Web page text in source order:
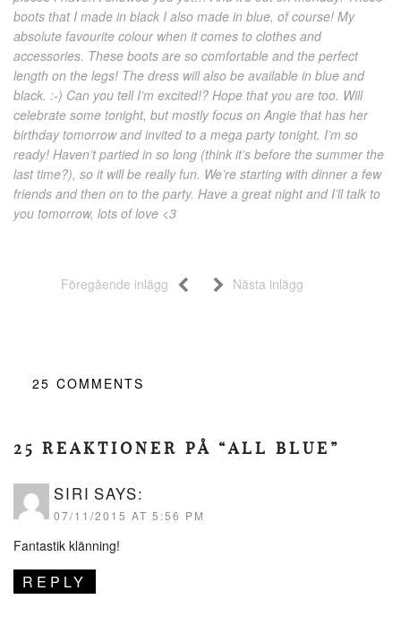
boots that I made in black I also made in blue, of course! My
absolute favourite colour when it comes to clothes and
accessories. These boots are so comfortable and the perfect
length on the legs! The dress will also be available in blue and
black. :-) Can you tell I’m excited!? Hope that you are too. Will
celebrate some tonight, but mostly focus on Angie that has her
birthday tomorrow and invited to a mega party tonight. I’m so
ready! Haven’t partied in so long (think it’s before the summer the
last time?), so it will be really fun. We’re starting with dinner a few
friends and then on to the party. Have a great night and I’ll talk to
you tomorrow, lots of love <3
Föregående inlägg Nästa inlägg
25 COMMENTS
25 REAKTIONER PÅ “ALL BLUE”
SIRI SAYS:
07/11/2015 AT 5:56 PM
Fantastik klänning!
REPLY